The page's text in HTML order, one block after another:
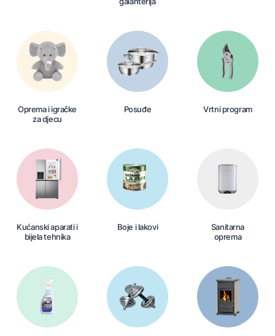
Oprema i igračke
za djecu
Posuđe Vrtni program
Kućanski aparati i
bijela tehnika
Boje i lakovi
Sanitarna
oprema